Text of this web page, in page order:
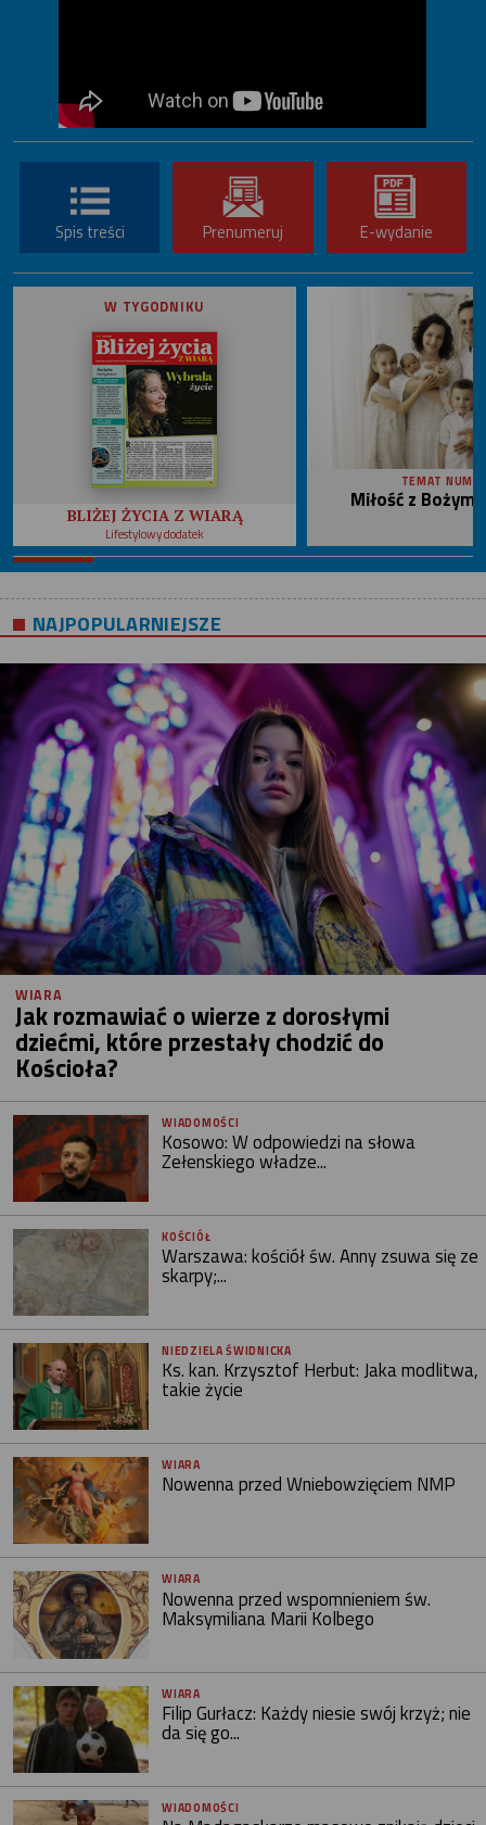
Spis treści Prenumeruj E-wydanie
W TYGODNIKU
BLIŻEJ ŻYCIA Z WIARĄ
Lifestylowy dodatek
TEMAT
Miłość z
NAJPOPULARNIEJSZE
WIARA
Jak rozmawiać o wierze z dorosłymi
dziećmi, które przestały chodzić do
Kościoła?
WIADOMOŚCI
Kosowo: W odpowiedzi na słowa
Zełenskiego władze...
KOŚCIÓŁ
Warszawa: kościół św. Anny zsuwa się ze
skarpy;...
NIEDZIELA ŚWIDNICKA
Ks. kan. Krzysztof Herbut: Jaka modlitwa,
takie życie
WIARA
Nowenna przed Wniebowzięciem NMP
WIARA
Nowenna przed wspomnieniem św.
Maksymiliana Marii Kolbego
WIARA
Filip Gurłacz: Każdy niesie swój krzyż; nie
da się go...
WIADOMOŚCI